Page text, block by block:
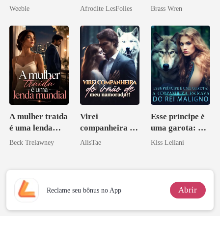
meu chefe
Weeble
ruína
Afrodite LesFolies Brass Wren
A mulher traída
é uma lenda
mundial
Beck Trelawney
Virei
companheira do
irmão de meu
AlisTae
Esse príncipe é
uma garota: A
companheira
Kiss Leilani
Reclame seu bônus no App Abrir